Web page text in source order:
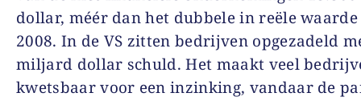
dollar, méér dan het dubbele in reële
2008. In de VS zitten bedrijven opgezadeld
miljard dollar schuld. Het maakt veel
kwetsbaar voor een inzinking, vandaar de